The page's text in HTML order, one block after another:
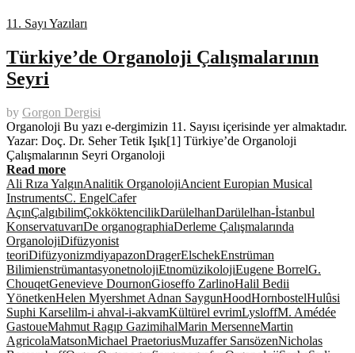
11. Sayı Yazıları
Türkiye’de Organoloji Çalışmalarının
Seyri
by Gorgon Dergisi
Organoloji Bu yazı e-dergimizin 11. Sayısı içerisinde yer almaktadır.
Yazar: Doç. Dr. Seher Tetik Işık[1] Türkiye’de Organoloji
Çalışmalarının Seyri Organoloji
Read more
Ali Rıza YalgınAnalitik OrganolojiAncient Europian Musical
InstrumentsC. EngelCafer
AçınÇalgıbilimÇokköktencilikDarülelhanDarülelhan-İstanbul
KonservatuvarıDe organographiaDerleme Çalışmalarında
OrganolojiDifüzyonist
teoriDifüzyonizmdiyapazonDragerElschekEnstrüman
BilimienstrümantasyonetnolojiEtnomüzikolojiEugene BorrelG.
ChouqetGenevieve DournonGioseffo ZarlinoHalil Bedii
YönetkenHelen Myershmet Adnan SaygunHoodHornbostelHulûsi
Suphi Karselilm-i ahval-i-akvamKültürel evrimLysloffM. Amédée
GastoueMahmut Ragıp GazimihalMarin MersenneMartin
AgricolaMatsonMichael PraetoriusMuzaffer SarısözenNicholas